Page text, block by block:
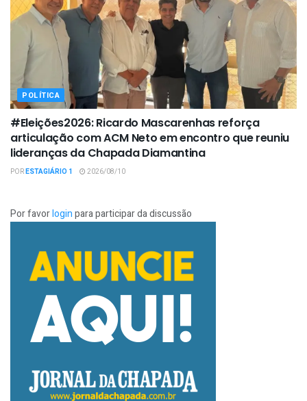
POLÍTICA
#Eleições2026: Ricardo Mascarenhas reforça
articulação com ACM Neto em encontro que reuniu
lideranças da Chapada Diamantina
PORESTAGIÁRIO 1 2026/08/10
Por favorloginpara participar da discussão